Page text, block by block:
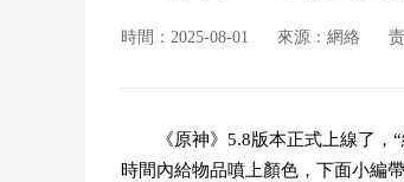
時間：2025-08-01 來源：網絡
《原神》5.8版本正式上線了
時間內給物品噴上顏色，下面小編帶